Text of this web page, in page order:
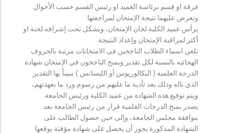
فرقة او قسم برئاسة العميد او رئيس القسم حسب الأحوال
وتعرض عليهما نتيجة الإمتحان لمراجعتها.
يرأس عميد الكلية لجان الإمتحان، ويشكل تحت إشرافه لجنة او
أكثر لمراقبة الإمتحان وإعداد النتيجة.
تلعن اسماء الطلاب الناجحين فى الامتحانات مرتبة بالحروف
الهجائيه بالنسبة لكل تقدير ويمنح الناجحون في الإمتحان شهادة
الدرجة العلمية ( البكالوريوس أو الليسانس ) مبيناً بها التقدير
الذي ناله وذلك بعد تأدية ما عليهم من رسوم ورد ما بعهدتهم،
ويتم توقيع هذه الشهادة من عميد الكلية ورئيس الجامعة.
يصدر بمنح الدرجات العلمية قرار من رئيس الجامعة بعد
موافقة مجلس الجامعة، وإلى حين حصول الطالب على
الشهادة المذكورة يجوز أن يحصل على شهادة مؤقتة يوقعها